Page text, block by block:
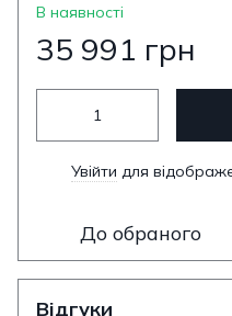
В наявності
35 991 грн
Увійти для
До обраного
Відгуки